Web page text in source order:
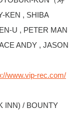
KEN , SHIBA
U , PETER MAN
ANDY , JASON
www.vip-rec.com/
INN) / BOUNTY